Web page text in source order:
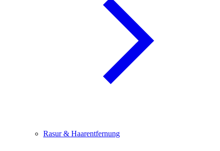
Rasur & Haarentfernung